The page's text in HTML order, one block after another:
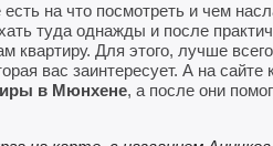
на что посмотреть и чем
туда однажды и после
квартиру. Для этого, лучше
вас заинтересует. А на сайте
в Мюнхене, а после они